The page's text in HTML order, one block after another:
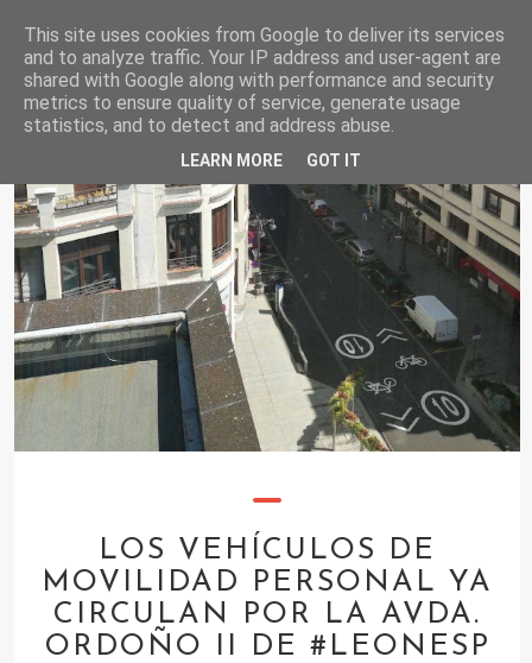
USUARIOS VMP LEÓN
LOS VEHÍCULOS DE
MOVILIDAD PERSONAL YA
CIRCULAN POR LA AVDA.
ORDOÑO II DE #LEONESP
This site uses cookies from Google to deliver its services
and to analyze traffic. Your IP address and user-agent are
shared with Google along with performance and security
metrics to ensure quality of service, generate usage
statistics, and to detect and address abuse.
LEARN MORE GOT IT